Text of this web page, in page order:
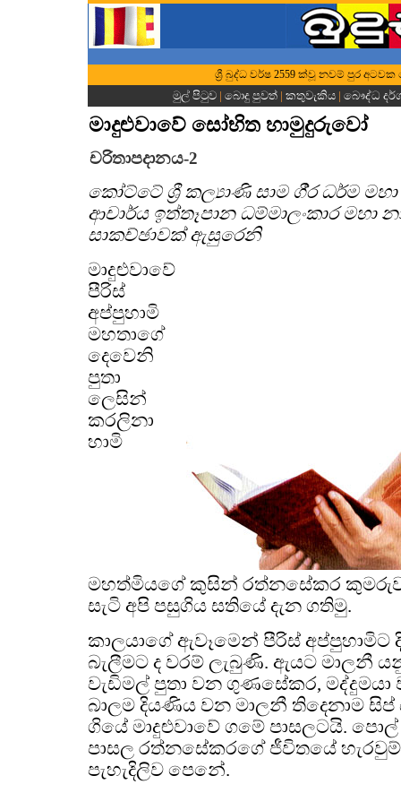
ශ්‍රී බුද්ධ වර්ෂ 2559 ක්වූ නවම් පුර අටවක
මුල් පිටුව | බොදු පුවත්| කතුවැකිය| බෞද්ධ
මාදුළුවාවේ සෝභිත හාමුදුරුවෝ
චරිතාපදානය-2
කෝට්ටේ ශ්‍රී කල්‍යාණි සාම ගී‍්‍ර ධර්ම
ආචාර්ය ඉත්තෑපාන ධම්මාලංකාර
සාකච්ඡාවක් ඇසුරෙනි
මාදුළුවාවේ
පීරිස්
අප්පුහාමි
මහතාගේ
දෙවෙනි
පුතා
ලෙසින්
කරලිනා
හාමි
මහත්මියගේ කුසින් රත්නසේකර
සැටි අපි පසුගිය සතියේ දැන ගතිමු.
කාලයාගේ ඇවෑමෙන් පීරිස්
බැලීමට ද වරම් ලැබුණි. ඇයට මාලනී
වැඩිමල් පුතා වන ගුණසේකර,
බාලම දියණිය වන මාලනී තිදෙනාම සිප්
ගියේ මාදුළුවාවේ ගමේ පාසලටයි.
පාසල රත්නසේකරගේ ජීවිතයේ
පැහැදිලිව පෙනේ.